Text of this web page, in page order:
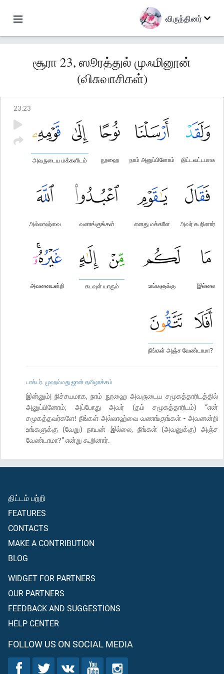
விருந்தினர்
சூரா 23, ஸூரத்துல் முஃமினூன்
(விசுவாசிகள்)
23:23
திட்டவட்டமாக
நாம் அனுப்பினோம்
நூஹை
அவருடைய மக்களிடம்
அவர் கூறினார்
எனது மக்களே
வணங்குங்கள்
அல்லாஹ்வை
இல்லை
உங்களுக்கு
கடவுள் யாரும்
அவனையன்றி
நீங்கள் அஞ்ச வேண்டாமா?
டாக்டர். முஹம்மது ஜான் தமிழாக்கம்
இன்னும்| நிச்சயமாக, நாம் நூஹை அவருடைய சமூகத்தாரிடத்தில்
அனுப்பினோம்; அப்போது அவர் (தம் சமூகத்தாரிடம்) “என்
சமூகத்தவர்களே! நீங்கள் அல்லாஹ்வை வணங்குங்கள் - அவனன்றி
உங்களுக்கு (வேறு) நாயன் இல்லை, நீங்கள் (அவனுக்கு) அஞ்ச
வேண்டாமா?” என்று கூறினார்.
திட்டம் பற்றி
FEATURES
CONTACTS
MAKE A CONTRIBUTION
BLOG
WIDGET FOR PARTNERS
OUR PARTNERS
FEEDBACK AND SUGGESTIONS
HELP CENTER
FOLLOW US ON SOCIAL MEDIA